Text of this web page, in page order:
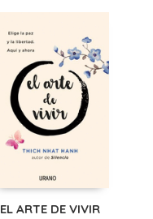
EL ARTE DE VIVIR